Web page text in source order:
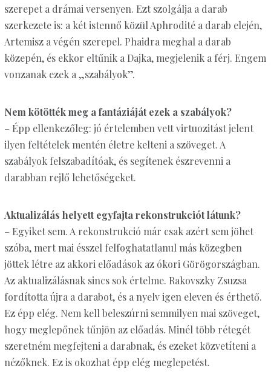
szerepet a drámai versenyen. Ezt szolgálja a darab
szerkezete is: a két istennő közül Aphrodité a darab elején,
Artemisz a végén szerepel. Phaidra meghal a darab
közepén, és ekkor eltűnik a Dajka, megjelenik a férj. Engem
vonzanak ezek a „szabályok”.
Nem kötötték meg a fantáziáját ezek a szabályok?
– Épp ellenkezőleg: jó értelemben vett virtuozitást jelent
ilyen feltételek mentén életre kelteni a szöveget. A
szabályok felszabadítóak, és segítenek észrevenni a
darabban rejlő lehetőségeket.
Aktualizálás helyett egyfajta rekonstrukciót látunk?
– Egyiket sem. A rekonstrukció már csak azért sem jöhet
szóba, mert mai ésszel felfoghatatlanul más közegben
jöttek létre az akkori előadások az ókori Görögországban.
Az aktualizálásnak sincs sok értelme. Rakovszky Zsuzsa
fordította újra a darabot, és a nyelv igen eleven és érthető.
Ez épp elég. Nem kell beleszúrni semmilyen mai szöveget,
hogy meglepőnek tűnjön az előadás. Minél több rétegét
szeretném megfejteni a darabnak, és ezeket közvetíteni a
nézőknek. Ez is okozhat épp elég meglepetést.